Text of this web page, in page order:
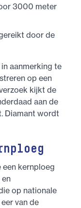
3000 meter
door de
aanmerking te
op een
kijkt de
aan de
Diamant wordt
kernploeg
en
op nationale
van de